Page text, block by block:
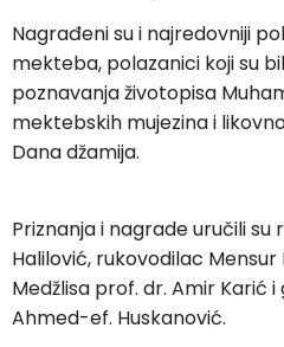
Nagrađeni su i najredovniji
mekteba, polazanici koji su
poznavanja životopisa
mektebskih mujezina i
Dana džamija.
Priznanja i nagrade uručili su
Halilović, rukovodilac Mensur
Medžlisa prof. dr. Amir Karić
Ahmed-ef. Huskanović.